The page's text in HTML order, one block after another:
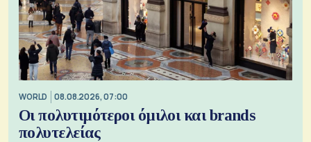
WORLD 08.08.2026, 07:00
Οι πολυτιμότεροι όμιλοι και brands
πολυτελείας